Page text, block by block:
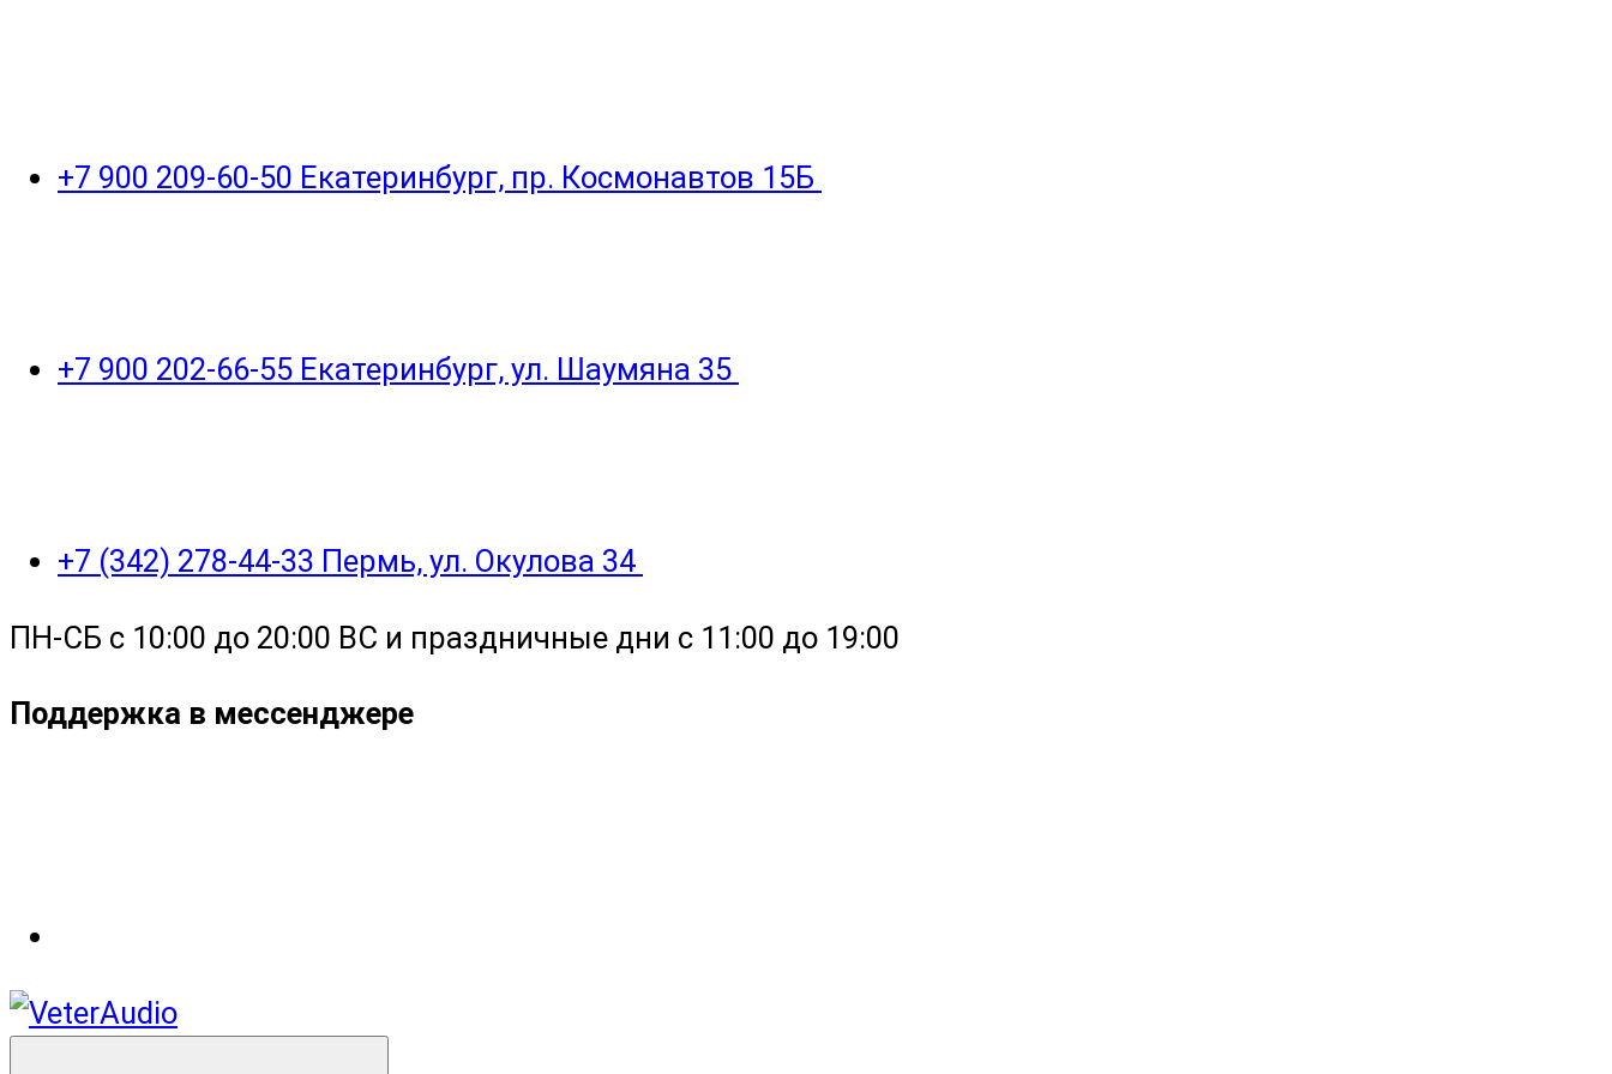
+7 900 209-60-50 Екатеринбург, пр. Космонавтов 15Б
+7 900 202-66-55 Екатеринбург, ул. Шаумяна 35
+7 (342) 278-44-33 Пермь, ул. Окулова 34
ПН-СБ с 10:00 до 20:00 ВС и праздничные дни с 11:00 до 19:00
Поддержка в мессенджере